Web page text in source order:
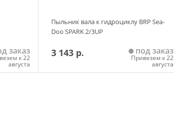
заказ
к 22
августа
Пыльник вала к гидроциклу BRP Sea-
Doo SPARK 2/3UP
3 143 р. под заказ
Привезем к 22
августа